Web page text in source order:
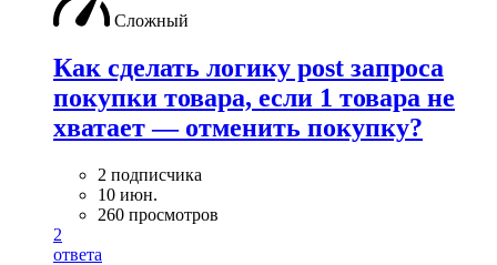
Сложный
Как сделать логику post запроса
покупки товара, если 1 товара не
хватает — отменить покупку?
2 подписчика
10 июн.
260 просмотров
2
ответа